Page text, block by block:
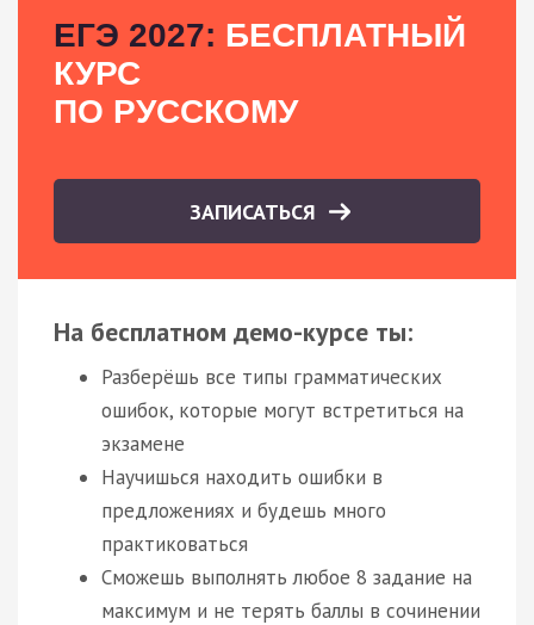
ЕГЭ 2027: БЕСПЛАТНЫЙ
КУРС
ПО РУССКОМУ
ЗАПИСАТЬСЯ
На бесплатном демо-курсе ты:
Разберёшь все типы грамматических
ошибок, которые могут встретиться на
экзамене
Научишься находить ошибки в
предложениях и будешь много
практиковаться
Сможешь выполнять любое 8 задание на
максимум и не терять баллы в сочинении